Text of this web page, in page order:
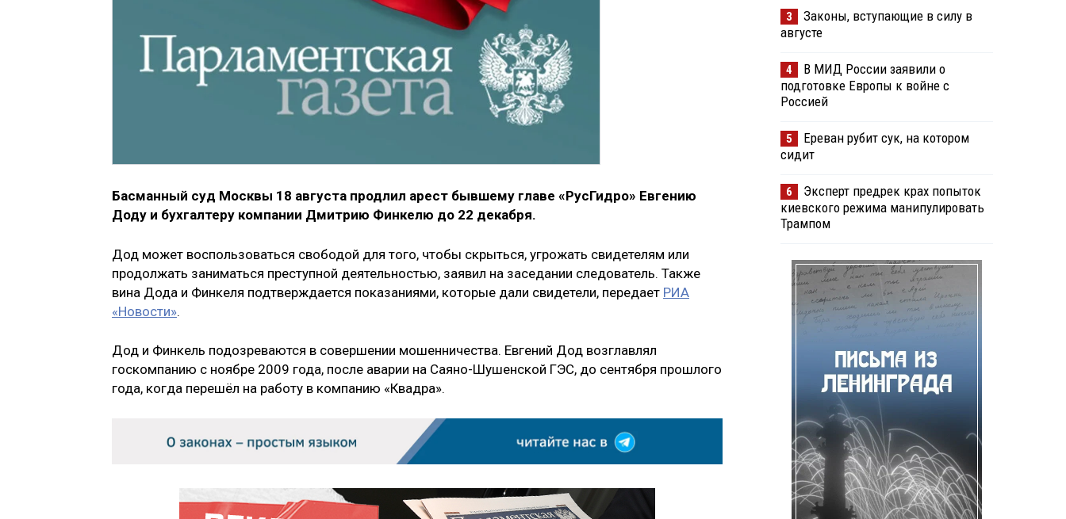
Басманный суд Москвы 18 августа продлил арест бывшему главе «РусГидро» Евгению
Доду и бухгалтеру компании Дмитрию Финкелю до 22 декабря.
Дод может воспользоваться свободой для того, чтобы скрыться, угрожать свидетелям или
продолжать заниматься преступной деятельностью, заявил на заседании следователь. Также
вина Дода и Финкеля подтверждается показаниями, которые дали свидетели, передает РИА
«Новости».
Дод и Финкель подозреваются в совершении мошенничества. Евгений Дод возглавлял
госкомпанию с ноябре 2009 года, после аварии на Саяно-Шушенской ГЭС, до сентября прошлого
года, когда перешёл на работу в компанию «Квадра».
3
Законы, вступающие в силу в
августе
4
В МИД России заявили о
подготовке Европы к войне с
Россией
5
Ереван рубит сук, на котором
сидит
6
Эксперт предрек крах попыток
киевского режима манипулировать
Трампом